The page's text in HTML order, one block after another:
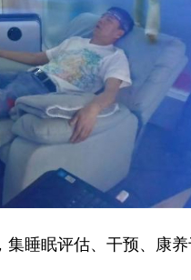
睡眠评估、干预、康